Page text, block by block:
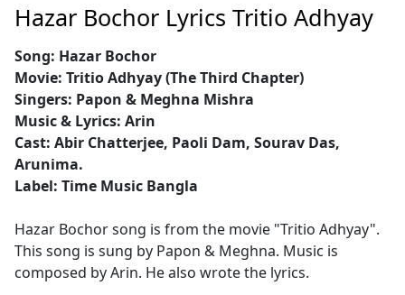
Hazar Bochor Lyrics Tritio Adhyay
Song: Hazar Bochor
Movie: Tritio Adhyay (The Third Chapter)
Singers: Papon & Meghna Mishra
Music & Lyrics: Arin
Cast: Abir Chatterjee, Paoli Dam, Sourav Das,
Arunima.
Label: Time Music Bangla
Hazar Bochor song is from the movie "Tritio Adhyay".
This song is sung by Papon & Meghna. Music is
composed by Arin. He also wrote the lyrics.